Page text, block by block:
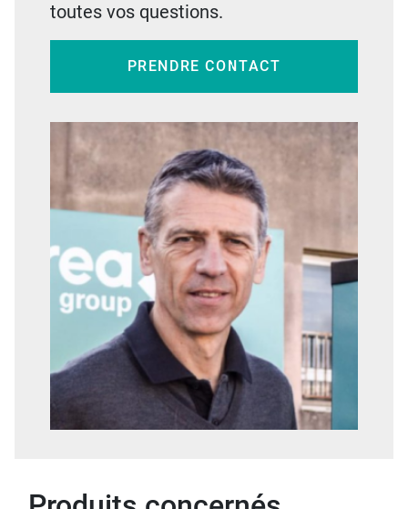
toutes vos questions.
PRENDRE CONTACT